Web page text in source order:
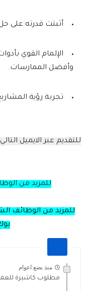
أثبتت قدرته على
الإلمام القوي
وأفضل الممارسات.
تجربة رؤية
للتقديم عبر الايميل
للمزيد من
للمزيد من الوظائف
منذ بضع اعوام
مطلوب كاشيرة